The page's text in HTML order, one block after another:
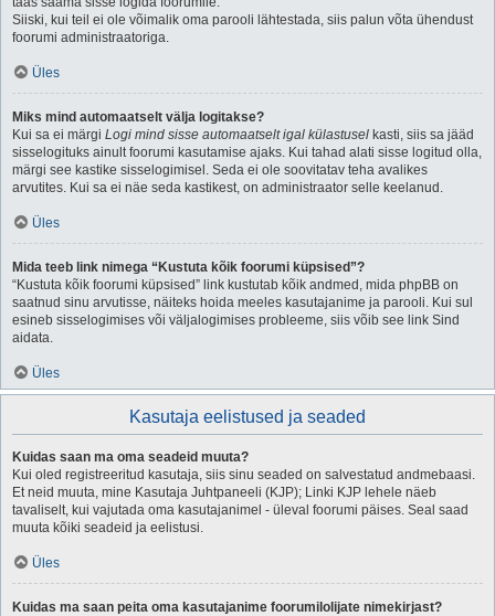
Siiski, kui teil ei ole võimalik oma parooli lähtestada, siis palun võta ühendust
foorumi administraatoriga.
Üles
Miks mind automaatselt välja logitakse?
Kui sa ei märgi Logi mind sisse automaatselt igal külastusel kasti, siis sa jääd
sisselogituks ainult foorumi kasutamise ajaks. Kui tahad alati sisse logitud olla,
märgi see kastike sisselogimisel. Seda ei ole soovitatav teha avalikes
arvutites. Kui sa ei näe seda kastikest, on administraator selle keelanud.
Üles
Mida teeb link nimega “Kustuta kõik foorumi küpsised”?
“Kustuta kõik foorumi küpsised” link kustutab kõik andmed, mida phpBB on
saatnud sinu arvutisse, näiteks hoida meeles kasutajanime ja parooli. Kui sul
esineb sisselogimises või väljalogimises probleeme, siis võib see link Sind
aidata.
Üles
Kasutaja eelistused ja seaded
Kuidas saan ma oma seadeid muuta?
Kui oled registreeritud kasutaja, siis sinu seaded on salvestatud andmebaasi.
Et neid muuta, mine Kasutaja Juhtpaneeli (KJP); Linki KJP lehele näeb
tavaliselt, kui vajutada oma kasutajanimel - üleval foorumi päises. Seal saad
muuta kõiki seadeid ja eelistusi.
Üles
Kuidas ma saan peita oma kasutajanime foorumilolijate nimekirjast?